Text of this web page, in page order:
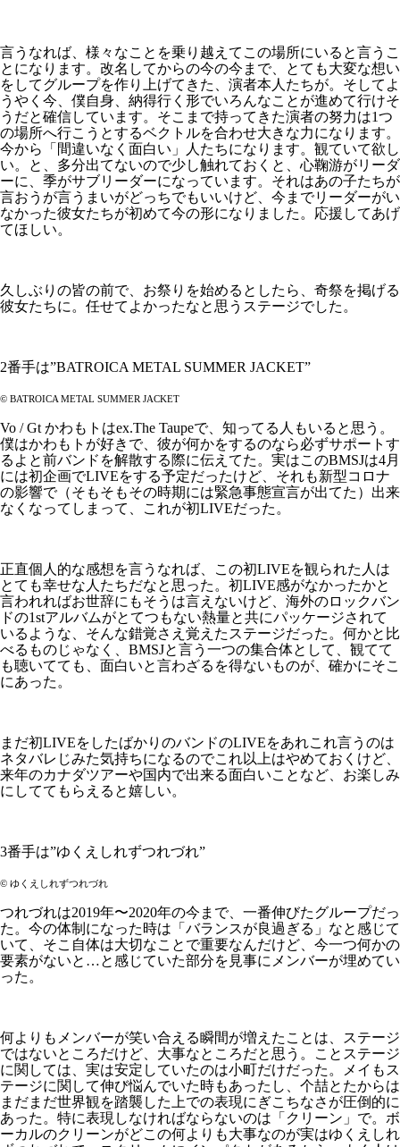
言うなれば、様々なことを乗り越えてこの場所にいると言うこ
とになります。改名してからの今の今まで、とても大変な想い
をしてグループを作り上げてきた、演者本人たちが。そしてよ
うやく今、僕自身、納得行く形でいろんなことが進めて行けそ
うだと確信しています。そこまで持ってきた演者の努力は1つ
の場所へ行こうとするベクトルを合わせ大きな力になります。
今から「間違いなく面白い」人たちになります。観ていて欲し
い。と、多分出てないので少し触れておくと、心鞠游がリーダ
ーに、季がサブリーダーになっています。それはあの子たちが
言おうが言うまいがどっちでもいいけど、今までリーダーがい
なかった彼女たちが初めて今の形になりました。応援してあげ
てほしい。
久しぶりの皆の前で、お祭りを始めるとしたら、奇祭を掲げる
彼女たちに。任せてよかったなと思うステージでした。
2番手は”BATROICA METAL SUMMER JACKET”
©︎ BATROICA METAL SUMMER JACKET
Vo / Gt かわもトはex.The Taupeで、知ってる人もいると思う。
僕はかわもトが好きで、彼が何かをするのなら必ずサポートす
るよと前バンドを解散する際に伝えてた。実はこのBMSJは4月
には初企画でLIVEをする予定だったけど、それも新型コロナ
の影響で（そもそもその時期には緊急事態宣言が出てた）出来
なくなってしまって、これが初LIVEだった。
正直個人的な感想を言うなれば、この初LIVEを観られた人は
とても幸せな人たちだなと思った。初LIVE感がなかったかと
言われればお世辞にもそうは言えないけど、海外のロックバン
ドの1stアルバムがとてつもない熱量と共にパッケージされて
いるような、そんな錯覚さえ覚えたステージだった。何かと比
べるものじゃなく、BMSJと言う一つの集合体として、観てて
も聴いてても、面白いと言わざるを得ないものが、確かにそこ
にあった。
まだ初LIVEをしたばかりのバンドのLIVEをあれこれ言うのは
ネタバレじみた気持ちになるのでこれ以上はやめておくけど、
来年のカナダツアーや国内で出来る面白いことなど、お楽しみ
にしててもらえると嬉しい。
3番手は”ゆくえしれずつれづれ”
©︎ ゆくえしれずつれづれ
つれづれは2019年〜2020年の今まで、一番伸びたグループだっ
た。今の体制になった時は「バランスが良過ぎる」なと感じて
いて、そこ自体は大切なことで重要なんだけど、今一つ何かの
要素がないと…と感じていた部分を見事にメンバーが埋めてい
った。
何よりもメンバーが笑い合える瞬間が増えたことは、ステージ
ではないところだけど、大事なところだと思う。ことステージ
に関しては、実は安定していたのは小町だけだった。メイもス
テージに関して伸び悩んでいた時もあったし、个喆とたからは
まだまだ世界観を踏襲した上での表現にぎこちなさが圧倒的に
あった。特に表現しなければならないのは「クリーン」で。ボ
ーカルのクリーンがどこの何よりも大事なのが実はゆくえしれ